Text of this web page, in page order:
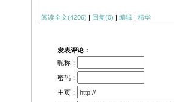
阅读全文(4206) | 回复(0) | 编辑 | 精华
发表评论：
昵称：
密码：
主页：